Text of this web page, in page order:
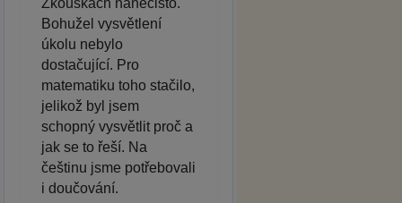
Bohužel vysvětlení
úkolu nebylo
dostačující. Pro
matematiku toho stačilo,
jelikož byl jsem
schopný vysvětlit proč a
jak se to řeší. Na
češtinu jsme potřebovali
i doučování.